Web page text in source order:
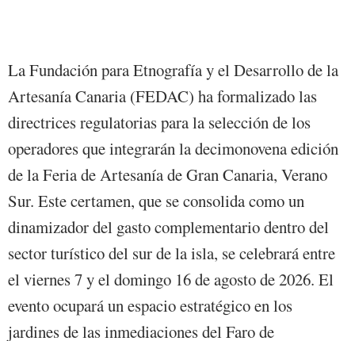
La Fundación para Etnografía y el Desarrollo de la
Artesanía Canaria (FEDAC) ha formalizado las
directrices regulatorias para la selección de los
operadores que integrarán la decimonovena edición
de la Feria de Artesanía de Gran Canaria, Verano
Sur. Este certamen, que se consolida como un
dinamizador del gasto complementario dentro del
sector turístico del sur de la isla, se celebrará entre
el viernes 7 y el domingo 16 de agosto de 2026. El
evento ocupará un espacio estratégico en los
jardines de las inmediaciones del Faro de